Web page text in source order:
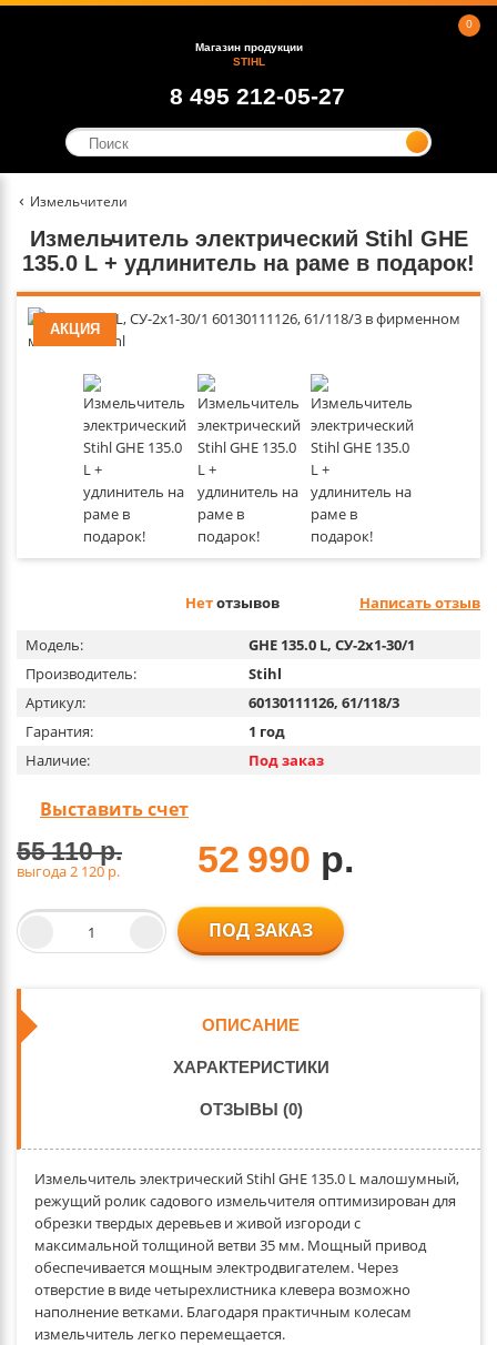
Магазин продукции
STIHL
8 495 212-05-27
0
Измельчители
Измельчитель электрический Stihl GHE
135.0 L + удлинитель на раме в подарок!
АКЦИЯ
Нетотзывов Написать отзыв
Модель:
GHE 135.0 L, СУ-2х1-30/1
Производитель:
Stihl
Артикул:
60130111126, 61/118/3
Гарантия:
1 год
Наличие:
Под заказ
Выставить счет
55 110р.
выгода 2 120р. 52 990 р.
ПОД ЗАКАЗ
ОПИСАНИЕ
ХАРАКТЕРИСТИКИ
ОТЗЫВЫ (0)
Измельчитель электрический Stihl GHE 135.0 L малошумный,
режущий ролик садового измельчителя оптимизирован для
обрезки твердых деревьев и живой изгороди с
максимальной толщиной ветви 35 мм. Мощный привод
обеспечивается мощным электродвигателем. Через
отверстие в виде четырехлистника клевера возможно
наполнение ветками. Благодаря практичным колесам
измельчитель легко перемещается.